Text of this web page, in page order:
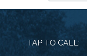
TAP TO CALL: